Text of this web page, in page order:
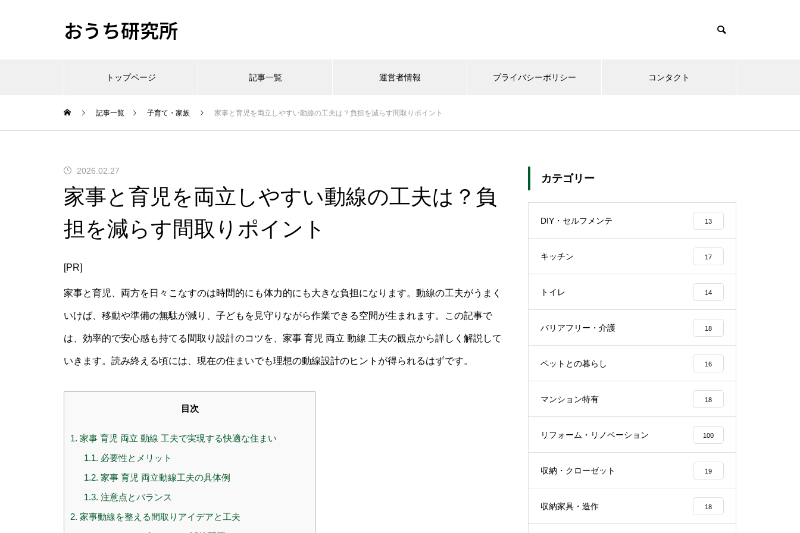
おうち研究所
トップページ 記事一覧 運営者情報 プライバシーポリシー コンタクト
記事一覧 子育て・家族 家事と育児を両立しやすい動線の工夫は？負担を減らす間取りポイント
2026.02.27
家事と育児を両立しやすい動線の工夫は？負
担を減らす間取りポイント
[PR]
家事と育児、両方を日々こなすのは時間的にも体力的にも大きな負担になります。動線の工夫がうまく
いけば、移動や準備の無駄が減り、子どもを見守りながら作業できる空間が生まれます。この記事で
は、効率的で安心感も持てる間取り設計のコツを、家事 育児 両立 動線 工夫の観点から詳しく解説して
いきます。読み終える頃には、現在の住まいでも理想の動線設計のヒントが得られるはずです。
目次
1. 家事 育児 両立 動線 工夫で実現する快適な住まい
1.1. 必要性とメリット
1.2. 家事 育児 両立動線工夫の具体例
1.3. 注意点とバランス
2. 家事動線を整える間取りアイデアと工夫
カテゴリー
DIY・セルフメンテ 13
キッチン 17
トイレ 14
バリアフリー・介護 18
ペットとの暮らし 16
マンション特有 18
リフォーム・リノベーション 100
収納・クローゼット 19
収納家具・造作 18